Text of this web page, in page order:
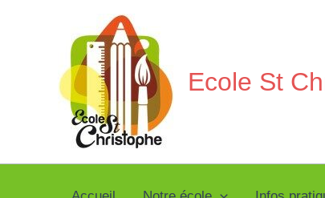
Ecole St